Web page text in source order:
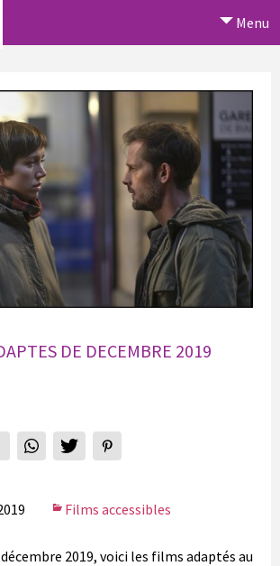
Menu
DE DECEMBRE 2019
Films accessibles
2019, voici les films adaptés au